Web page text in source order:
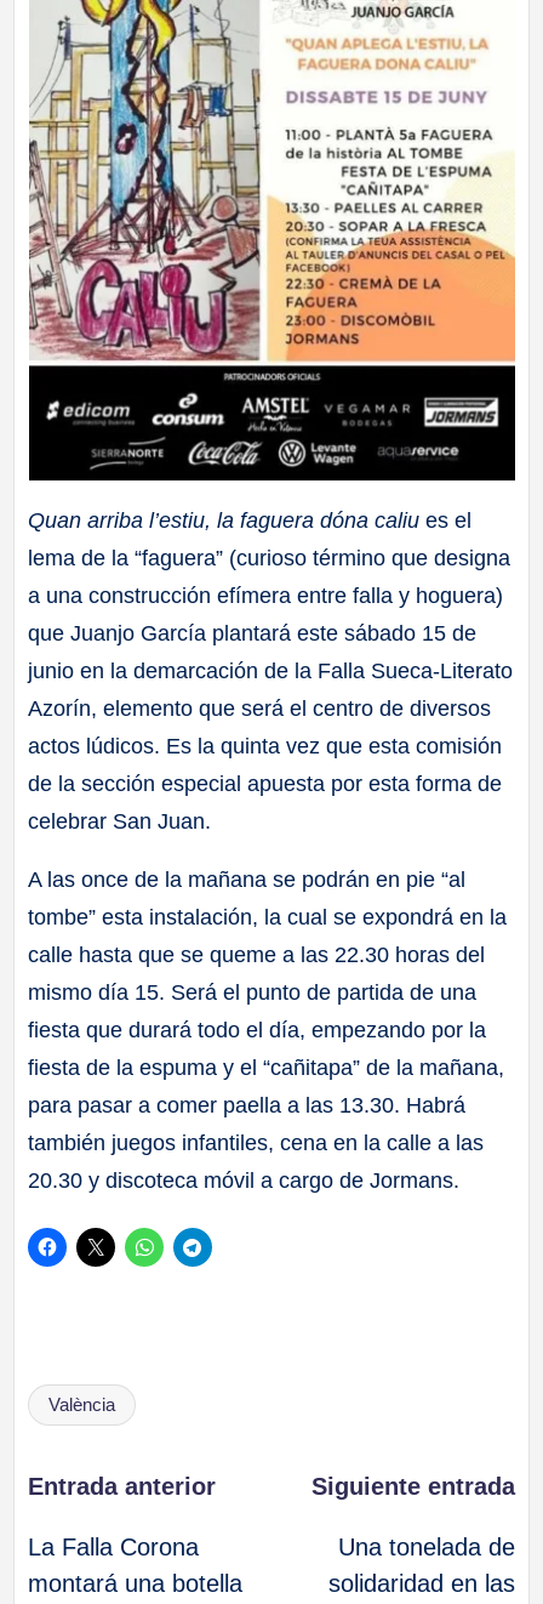
Quan arriba l’estiu, la faguera dóna caliu es el
lema de la “faguera” (curioso término que designa
a una construcción efímera entre falla y hoguera)
que Juanjo García plantará este sábado 15 de
junio en la demarcación de la Falla Sueca-Literato
Azorín, elemento que será el centro de diversos
actos lúdicos. Es la quinta vez que esta comisión
de la sección especial apuesta por esta forma de
celebrar San Juan.
A las once de la mañana se podrán en pie “al
tombe” esta instalación, la cual se expondrá en la
calle hasta que se queme a las 22.30 horas del
mismo día 15. Será el punto de partida de una
fiesta que durará todo el día, empezando por la
fiesta de la espuma y el “cañitapa” de la mañana,
para pasar a comer paella a las 13.30. Habrá
también juegos infantiles, cena en la calle a las
20.30 y discoteca móvil a cargo de Jormans.
Etiquetas:
València
Navegación
de
Entrada anterior
La Falla Corona
montará una botella
Siguiente entrada
Una tonelada de
solidaridad en las